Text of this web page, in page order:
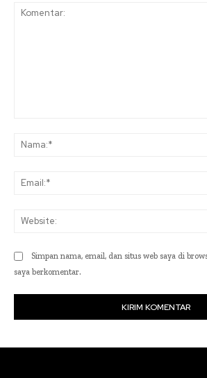
Simpan nama, email, dan situs web saya di
saya berkomentar.